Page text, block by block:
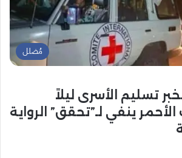
مُضلل
تسليم الأسرى ليلاً
ينفي لـ”تحقق” الرواية